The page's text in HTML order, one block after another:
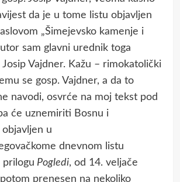
da je u tome listu objavljen
„Šimejevsko kamenje i
sam glavni urednik toga
Vajdner. Kažu – rimokatolički
se gosp. Vajdner, a da to
navodi, osvrće na moj tekst pod
će uznemiriti Bosnu i
objavljen u
dnevnom listu
prilogu Pogledi, od 14. veljače
prenesen na nekoliko